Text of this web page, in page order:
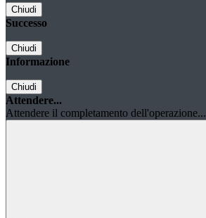
Chiudi
Successo
Chiudi
Informazione
Chiudi
Attendere...
Attendere il completamento dell'operazione...